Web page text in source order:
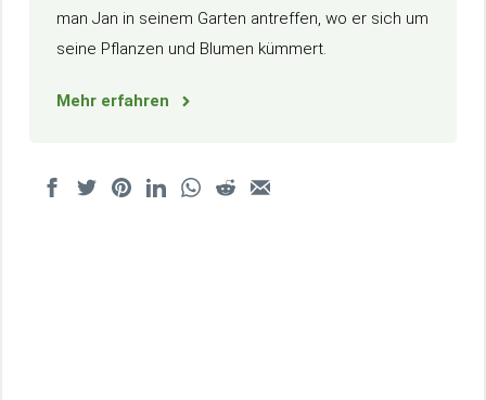
man Jan in seinem Garten antreffen, wo er sich um
seine Pflanzen und Blumen kümmert.
Mehr erfahren